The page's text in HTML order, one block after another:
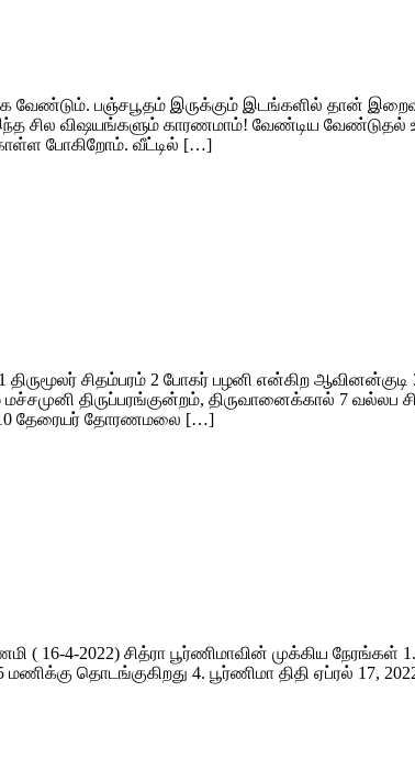
வேண்டும். பஞ்சபூதம் இருக்கும் இடங்களில் தான்
சில விஷயங்களும் காரணமாம்! வேண்டிய வேண்டுதல்
போகிறோம். வீட்டில் […]
சிதம்பரம் 2 போகர் பழனி என்கிற ஆவினன்குடி
திருப்பரங்குன்றம், திருவானைக்கால் 7 வல்லப
10 தேரையர் தோரணமலை […]
( 16-4-2022) சித்ரா பூர்ணிமாவின் முக்கிய
தொடங்குகிறது 4. பூர்ணிமா திதி ஏப்ரல் 17,